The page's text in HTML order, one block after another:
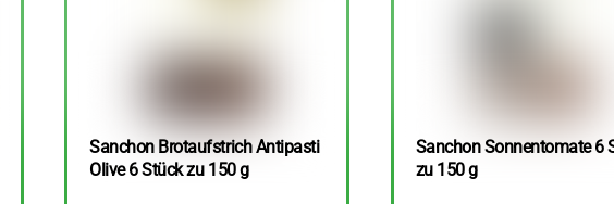
Sanchon Brotaufstrich Antipasti
Olive 6 Stück zu 150 g
Sanchon Sonnentomate 6
zu 150 g